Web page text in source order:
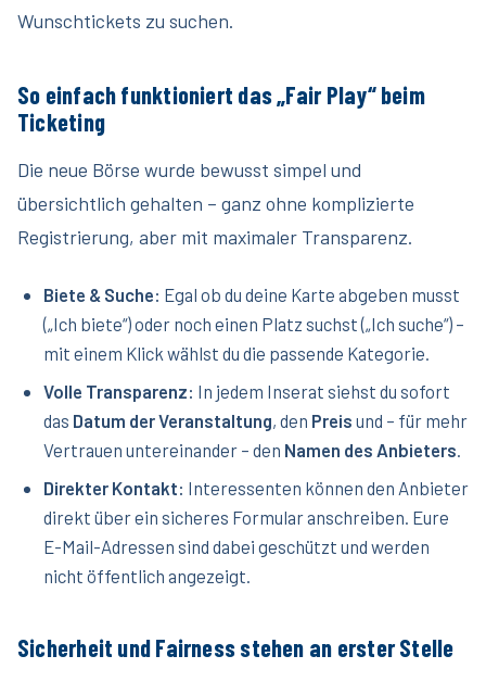
Wunschtickets zu suchen.
So einfach funktioniert das „Fair Play“ beim
Ticketing
Die neue Börse wurde bewusst simpel und
übersichtlich gehalten – ganz ohne komplizierte
Registrierung, aber mit maximaler Transparenz.
Biete & Suche: Egal ob du deine Karte abgeben musst
(„Ich biete“) oder noch einen Platz suchst („Ich suche“) –
mit einem Klick wählst du die passende Kategorie.
Volle Transparenz: In jedem Inserat siehst du sofort
das Datum der Veranstaltung, den Preis und – für mehr
Vertrauen untereinander – den Namen des Anbieters.
Direkter Kontakt: Interessenten können den Anbieter
direkt über ein sicheres Formular anschreiben. Eure
E-Mail-Adressen sind dabei geschützt und werden
nicht öffentlich angezeigt.
Sicherheit und Fairness stehen an erster Stelle